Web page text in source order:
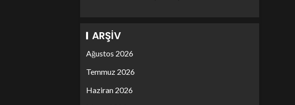
ARŞIV
Ağustos 2026
Temmuz 2026
Haziran 2026